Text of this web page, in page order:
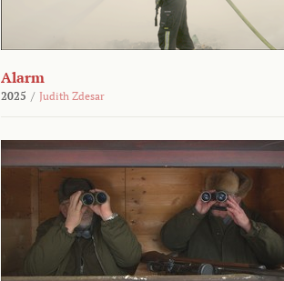
Alarm
2025 / Judith Zdesar